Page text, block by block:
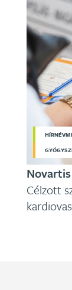
Novartis
Célzott